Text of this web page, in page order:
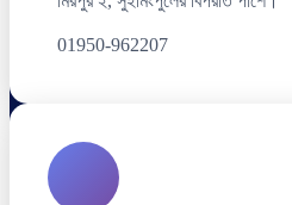
01950-962207